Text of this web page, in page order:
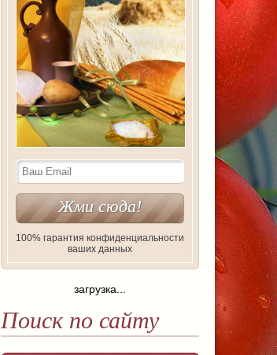
100% гарантия конфиденциальности
ваших данных
загрузка...
Поиск по сайту